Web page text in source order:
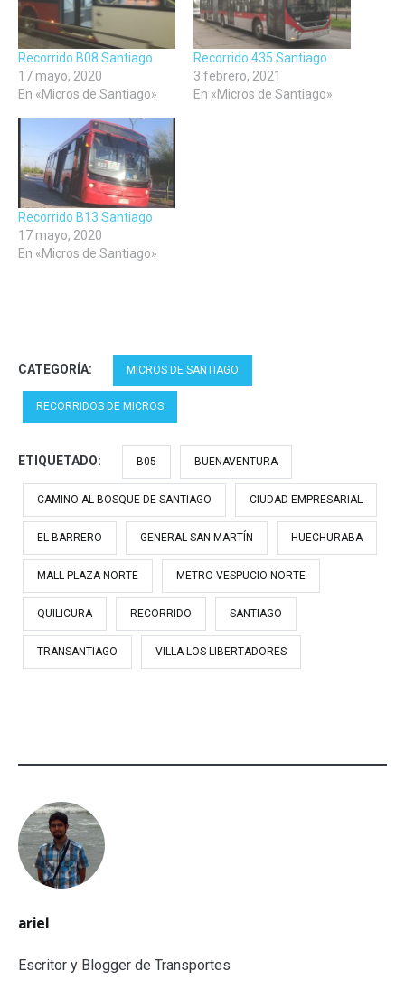
Recorrido B08 Santiago
17 mayo, 2020
En «Micros de Santiago»
Recorrido 435 Santiago
3 febrero, 2021
En «Micros de Santiago»
Recorrido B13 Santiago
17 mayo, 2020
En «Micros de Santiago»
CATEGORÍA: MICROS DE SANTIAGO
RECORRIDOS DE MICROS
ETIQUETADO: B05 BUENAVENTURA
CAMINO AL BOSQUE DE SANTIAGO CIUDAD EMPRESARIAL
EL BARRERO GENERAL SAN MARTÍN HUECHURABA
MALL PLAZA NORTE METRO VESPUCIO NORTE
QUILICURA RECORRIDO SANTIAGO
TRANSANTIAGO VILLA LOS LIBERTADORES
ariel
Escritor y Blogger de Transportes